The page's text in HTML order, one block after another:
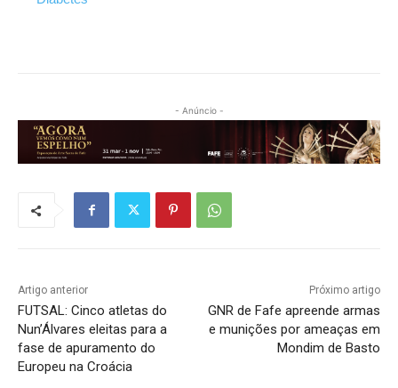
- Anúncio -
Artigo anterior
FUTSAL: Cinco atletas do
Nun’Álvares eleitas para a
fase de apuramento do
Europeu na Croácia
Próximo artigo
GNR de Fafe apreende armas
e munições por ameaças em
Mondim de Basto